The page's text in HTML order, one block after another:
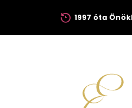
1997 óta